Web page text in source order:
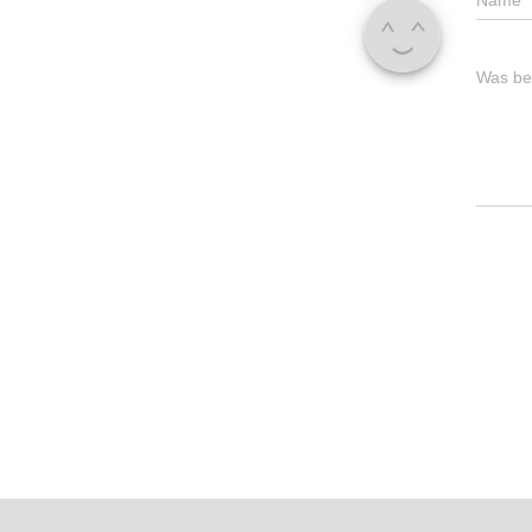
Was